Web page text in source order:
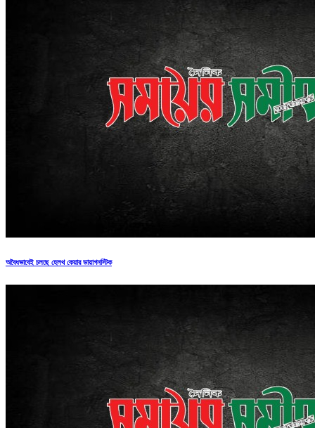
অবৈধভাবেই চলছে হেলথ কেয়ার ডায়াগনস্টিক